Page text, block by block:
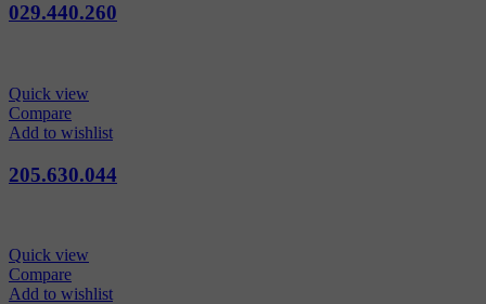
029.440.260
Quick view
Compare
Add to wishlist
205.630.044
Quick view
Compare
Add to wishlist